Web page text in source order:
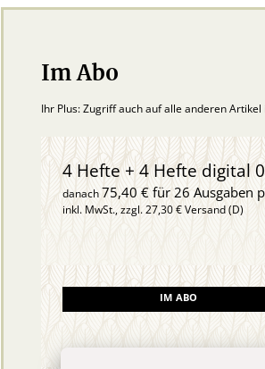
Im Abo
Ihr Plus: Zugriff auch auf alle anderen
4 Hefte + 4 Hefte digital
danach75,40 € für 26 Ausgaben
inkl. MwSt., zzgl. 27,30 € Versand (D)
IM ABO